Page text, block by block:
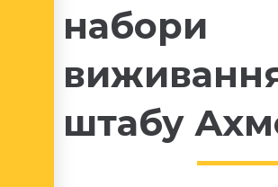
набори
штабу